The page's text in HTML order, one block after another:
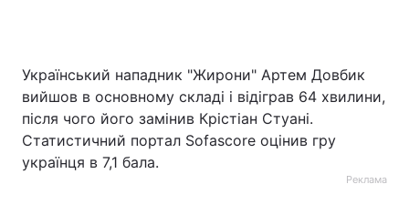
Український нападник "Жирони" Артем Довбик
вийшов в основному складі і відіграв 64 хвилини,
після чого його замінив Крістіан Стуані.
Статистичний портал Sofascore оцінив гру
українця в 7,1 бала.
Реклама